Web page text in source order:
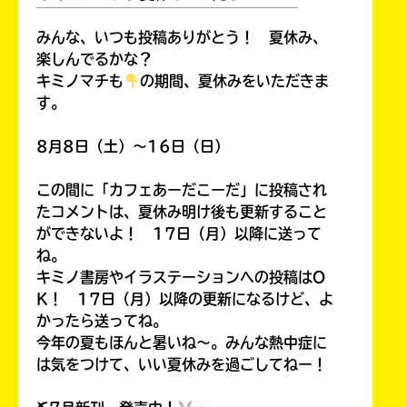
みんな、いつも投稿ありがとう！ 夏休み、
楽しんでるかな？
キミノマチも
の期間、夏休みをいただきま
す。
8月8日（土）～16日（日）
この間に「カフェあーだこーだ」に投稿され
たコメントは、夏休み明け後も更新すること
ができないよ！ 17日（月）以降に送って
ね。
キミノ書房やイラステーションへの投稿はO
K！ 17日（月）以降の更新になるけど、よ
かったら送ってね。
今年の夏もほんと暑いね～。みんな熱中症に
は気をつけて、いい夏休みを過ごしてねー！